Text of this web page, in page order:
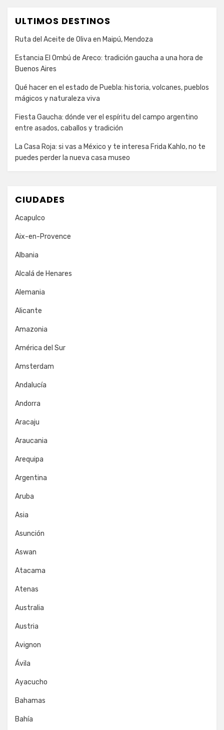
ULTIMOS DESTINOS
Ruta del Aceite de Oliva en Maipú, Mendoza
Estancia El Ombú de Areco: tradición gaucha a una hora de
Buenos Aires
Qué hacer en el estado de Puebla: historia, volcanes, pueblos
mágicos y naturaleza viva
Fiesta Gaucha: dónde ver el espíritu del campo argentino
entre asados, caballos y tradición
La Casa Roja: si vas a México y te interesa Frida Kahlo, no te
puedes perder la nueva casa museo
CIUDADES
Acapulco
Aix-en-Provence
Albania
Alcalá de Henares
Alemania
Alicante
Amazonia
América del Sur
Amsterdam
Andalucía
Andorra
Aracaju
Araucania
Arequipa
Argentina
Aruba
Asia
Asunción
Aswan
Atacama
Atenas
Australia
Austria
Avignon
Ávila
Ayacucho
Bahamas
Bahía